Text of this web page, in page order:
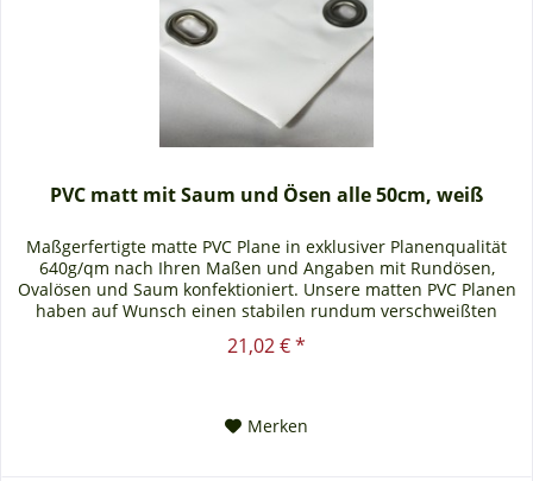
PVC matt mit Saum und Ösen alle 50cm, weiß
Maßgerfertigte matte PVC Plane in exklusiver Planenqualität
640g/qm nach Ihren Maßen und Angaben mit Rundösen,
Ovalösen und Saum konfektioniert. Unsere matten PVC Planen
haben auf Wunsch einen stabilen rundum verschweißten
Saum in der...
21,02 € *
Merken